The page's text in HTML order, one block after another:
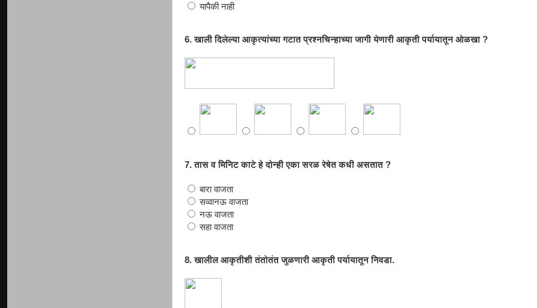
यापैकी नाही
6. खाली दिलेल्या आकृत्यांच्या गटात प्रश्नचिन्हाच्या जागी येणारी आकृती पर्यायातून ओळखा ?
7. तास व मिनिट काटे हे दोन्ही एका सरळ रेषेत कधी असतात ?
बारा वाजता
सव्वानऊ वाजता
नऊ वाजता
सहा वाजता
8. खालील आकृतीशी तंतोतंत जुळणारी आकृती पर्यायातून निवडा.